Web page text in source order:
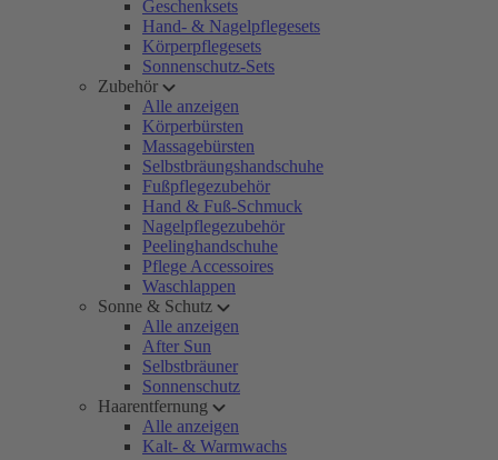
Geschenksets
Hand- & Nagelpflegesets
Körperpflegesets
Sonnenschutz-Sets
Zubehör
Alle anzeigen
Körperbürsten
Massagebürsten
Selbstbräungshandschuhe
Fußpflegezubehör
Hand & Fuß-Schmuck
Nagelpflegezubehör
Peelinghandschuhe
Pflege Accessoires
Waschlappen
Sonne & Schutz
Alle anzeigen
After Sun
Selbstbräuner
Sonnenschutz
Haarentfernung
Alle anzeigen
Kalt- & Warmwachs